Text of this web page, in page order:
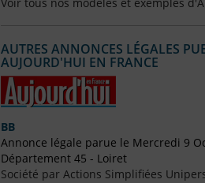
AUTRES ANNONCES LÉGALES
AUJOURD'HUI EN FRANCE
BB
Annonce légale parue le Mercredi 9
Département 45 - Loiret
Société par Actions Simplifiées